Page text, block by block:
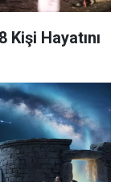
Kişi Hayatını